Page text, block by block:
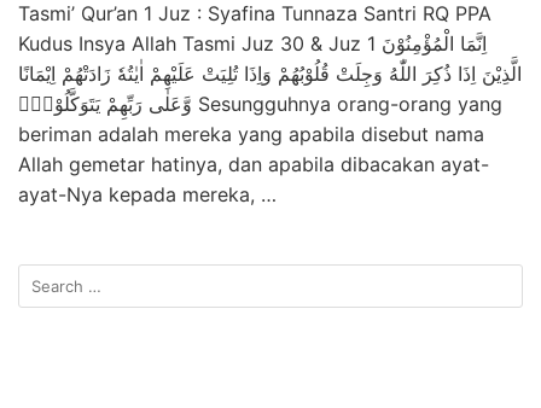
Tasmi’ Qur’an 1 Juz : Syafina Tunnaza Santri RQ PPA
Kudus Insya Allah Tasmi Juz 30 & Juz 1 اِنَّمَا الْمُؤْمِنُوْنَ
الَّذِيْنَ اِذَا ذُكِرَ اللّٰهُ وَجِلَتْ قُلُوْبُهُمْ وَاِذَا تُلِيَتْ عَلَيْهِمْ اٰيٰتُهٗ زَادَتْهُمْ اِيْمَانًا
وَّعَلٰى رَبِّهِمْ يَتَوَكَّلُوْنَۙ Sesungguhnya orang-orang yang
beriman adalah mereka yang apabila disebut nama
Allah gemetar hatinya, dan apabila dibacakan ayat-
ayat-Nya kepada mereka, …
Search
for: